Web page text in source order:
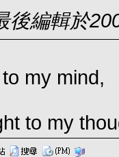
後編輯於
my mind,
to my